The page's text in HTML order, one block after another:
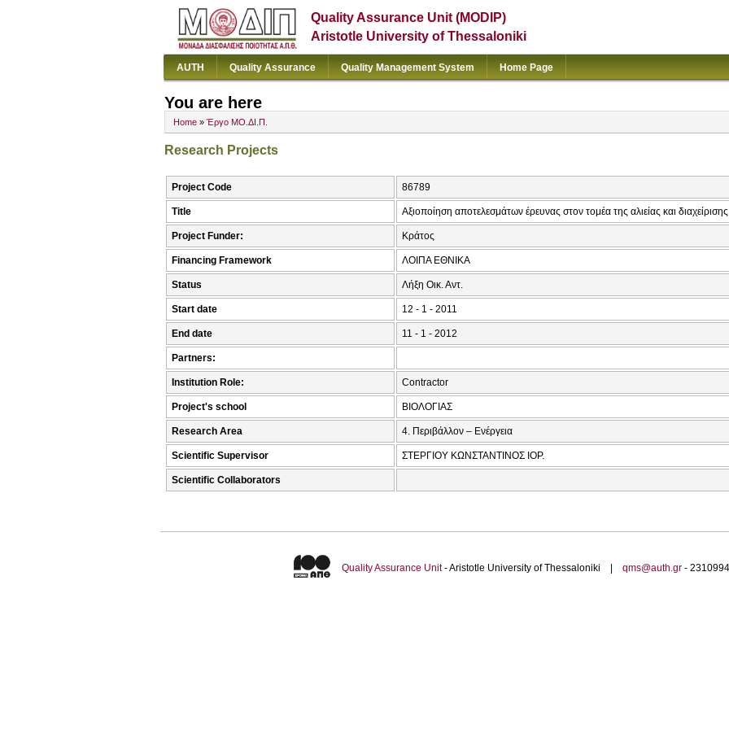
Quality Assurance Unit (MODIP)
Aristotle University of Thessaloniki
AUTH Quality Assurance Quality Management System Home Page
You are here
Home » Έργο ΜΟ.ΔΙ.Π.
Research Projects
Project Code 86789
Title Αξιοποίηση αποτελεσμάτων έρευνας στον τομέα της αλιείας και διαχείρισης
Project Funder: Κράτος
Financing Framework ΛΟΙΠΑ ΕΘΝΙΚΑ
Status Λήξη Οικ. Αντ.
Start date 12 - 1 - 2011
End date 11 - 1 - 2012
Partners:
Institution Role: Contractor
Project's school ΒΙΟΛΟΓΙΑΣ
Research Area 4. Περιβάλλον – Ενέργεια
Scientific Supervisor ΣΤΕΡΓΙΟΥ ΚΩΝΣΤΑΝΤΙΝΟΣ ΙΟΡ.
Scientific Collaborators
Quality Assurance Unit- Aristotle University of Thessaloniki | qms@auth.gr-